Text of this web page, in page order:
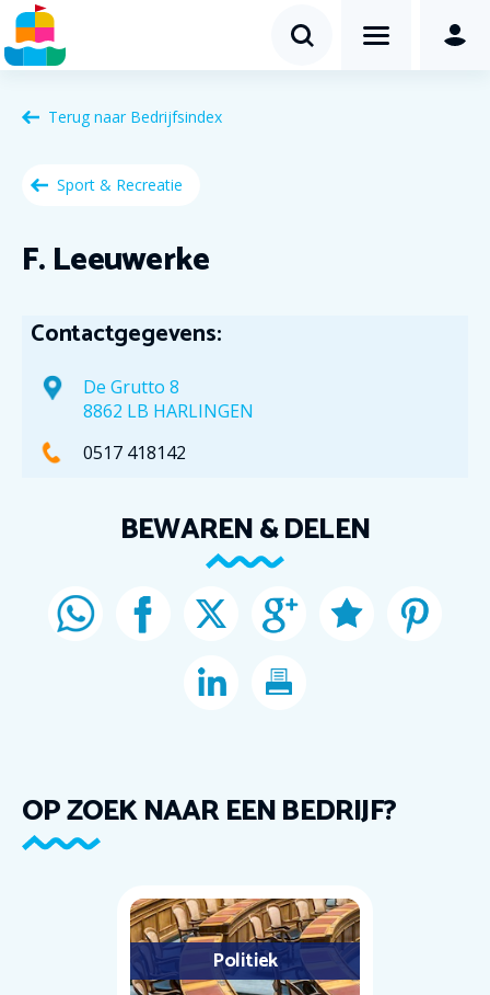
Terug naar Bedrijfsindex
Sport & Recreatie
F. Leeuwerke
Contactgegevens:
De Grutto 8
8862 LB HARLINGEN
0517 418142
BEWAREN & DELEN
OP ZOEK NAAR EEN BEDRIJF?
Politiek